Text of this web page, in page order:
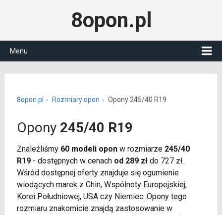
8opon.pl
Menu
8opon.pl Rozmiary opon Opony 245/40 R19
Opony 245/40 R19
Znaleźliśmy 60 modeli oponw rozmiarze 245/40
R19- dostępnych w cenach od 289 złdo 727 zł.
Wśród dostępnej oferty znajduje się ogumienie
wiodących marek z Chin, Wspólnoty Europejskiej,
Korei Południowej, USA czy Niemiec. Opony tego
rozmiaru znakomicie znajdą zastosowanie w